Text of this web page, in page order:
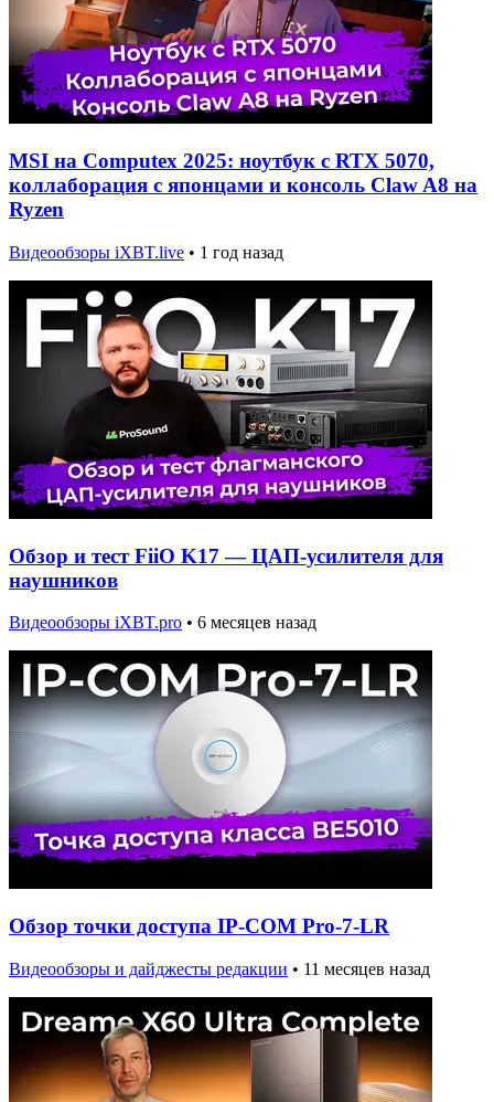
MSI на Computex 2025: ноутбук с RTX 5070,
коллаборация с японцами и консоль Claw A8 на
Ryzen
Видеообзоры iXBT.live • 1 год назад
Обзор и тест FiiO K17 — ЦАП-усилителя для
наушников
Видеообзоры iXBT.pro • 6 месяцев назад
Обзор точки доступа IP-COM Pro-7-LR
Видеообзоры и дайджесты редакции • 11 месяцев назад